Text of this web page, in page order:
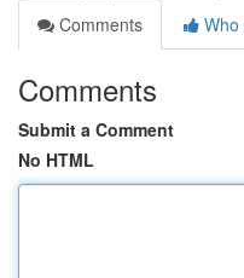
Comments
Who
Comments
Submit a Comment
No HTML